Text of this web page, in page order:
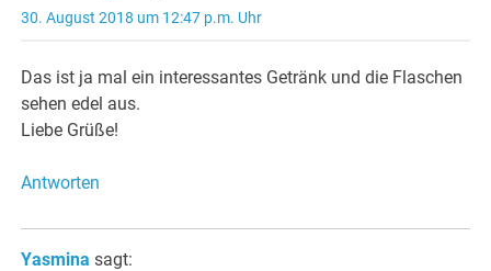
30. August 2018 um 12:47 p.m. Uhr
Das ist ja mal ein interessantes Getränk und die Flaschen
sehen edel aus.
Liebe Grüße!
Antworten
Yasmina sagt: